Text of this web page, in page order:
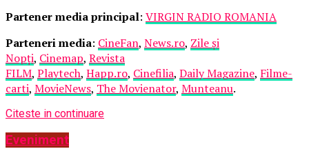
Partener media principal: VIRGIN RADIO ROMANIA
Parteneri media: CineFan, News.ro, Zile și
Nopți, Cinemap, Revista
FILM, Playtech, Happ.ro, Cinefilia, Daily Magazine, Filme-
carti, MovieNews, The Movienator, Munteanu.
Citeste in continuare
Eveniment